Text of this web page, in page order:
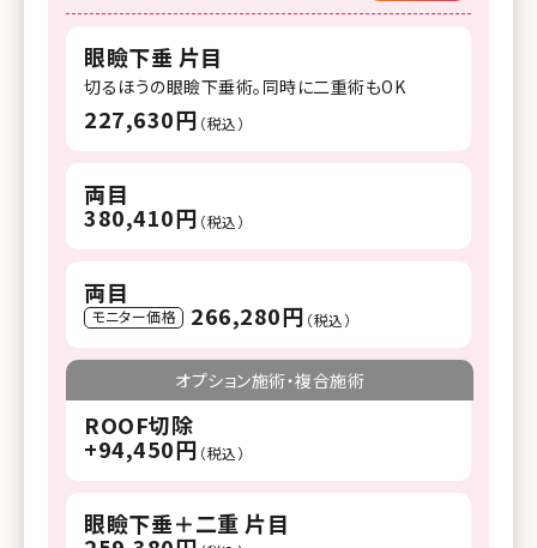
眼瞼下垂 片目
切るほうの眼瞼下垂術。同時に二重術もOK
227,630円 （税込）
両目
380,410円 （税込）
両目
モニター価格 266,280円 （税込）
オプション施術・複合施術
ROOF切除
+94,450円 （税込）
眼瞼下垂＋二重 片目